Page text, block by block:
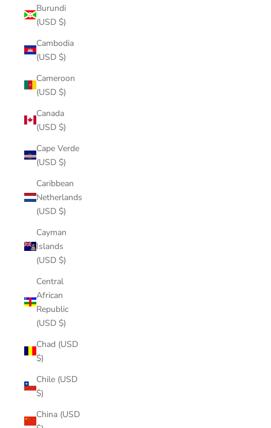
Burundi
(USD $)
Cambodia
(USD $)
Cameroon
(USD $)
Canada
(USD $)
Cape Verde
(USD $)
Caribbean
Netherlands
(USD $)
Cayman
Islands
(USD $)
Central
African
Republic
(USD $)
Chad (USD
$)
Chile (USD
$)
China (USD